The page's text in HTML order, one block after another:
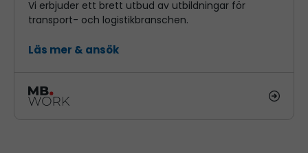
Vi erbjuder ett brett utbud av utbildningar för
transport- och logistikbranschen.
Läs mer & ansök